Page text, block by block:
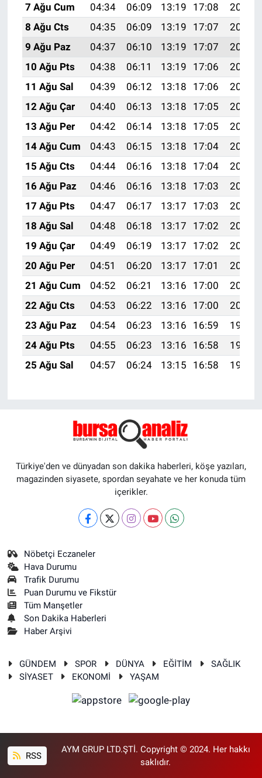
7 Ağu Cum
04:34 06:09 13:19 17:08
20:19
8 Ağu Cts
04:35 06:09 13:19 17:07
20:18
9 Ağu Paz
04:37 06:10 13:19 17:07
20:17
10 Ağu Pts
04:38 06:11 13:19 17:06
20:16
11 Ağu Sal
04:39 06:12 13:18 17:06
20:15
12 Ağu Çar
04:40 06:13 13:18 17:05
20:14
13 Ağu Per
04:42 06:14 13:18 17:05
20:12
14 Ağu Cum
04:43 06:15 13:18 17:04
20:11
15 Ağu Cts
04:44 06:16 13:18 17:04
20:10
16 Ağu Paz
04:46 06:16 13:18 17:03
20:09
17 Ağu Pts
04:47 06:17 13:17 17:03
20:07
18 Ağu Sal
04:48 06:18 13:17 17:02
20:06
19 Ağu Çar
04:49 06:19 13:17 17:02
20:05
20 Ağu Per
04:51 06:20 13:17 17:01
20:03
21 Ağu Cum
04:52 06:21 13:16 17:00
20:02
22 Ağu Cts
04:53 06:22 13:16 17:00
20:01
23 Ağu Paz
04:54 06:23 13:16 16:59
19:59
24 Ağu Pts
04:55 06:23 13:16 16:58
19:58
25 Ağu Sal
04:57 06:24 13:15 16:58 19:56
Türkiye'den ve dünyadan son dakika haberleri, köşe yazıları,
magazinden siyasete, spordan seyahate ve her konuda tüm
içerikler.
Nöbetçi Eczaneler
Hava Durumu
Trafik Durumu
Puan Durumu ve Fikstür
Tüm Manşetler
Son Dakika Haberleri
Haber Arşivi
GÜNDEM SPOR DÜNYA EĞİTİM
SAĞLIK
SİYASET
EKONOMİ YAŞAM
RSS
AYM GRUP LTD.ŞTİ. Copyright © 2024. Her hakkı
saklıdır.